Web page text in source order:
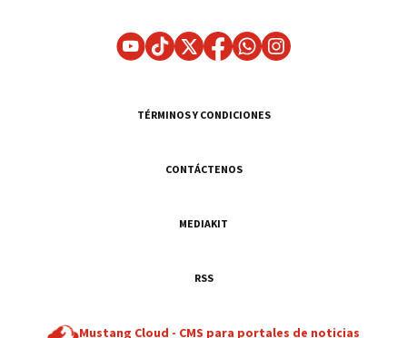
TÉRMINOS Y CONDICIONES
CONTÁCTENOS
MEDIAKIT
RSS
Mustang Cloud - CMS para portales de noticias